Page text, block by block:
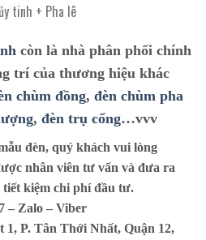
tinh + Pha lê
còn là nhà phân phối chính
trí của thương hiệu khác
chùm đồng, đèn chùm pha
, đèn trụ cổng…vvv
đèn, quý khách vui lòng
nhân viên tư vấn và đưa ra
kiệm chi phí đầu tư.
– Zalo – Viber
1, P. Tân Thới Nhất, Quận 12,